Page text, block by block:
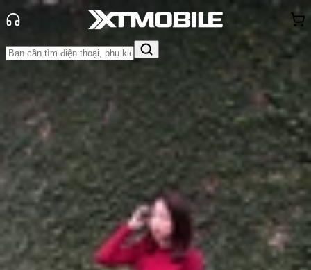
Tin tức
App - Game
Tin Mới
Đánh Giá - Trên Tay So Sánh Tư vấn
Khuyến
mãiThủ thuật Hỏi đáp App - Game Thông báo
Khách
hàng - Sự kiện
Tổng hợp list phim học đường Hàn
Quốc mà bạn nhất định phải xem
Anh Thư